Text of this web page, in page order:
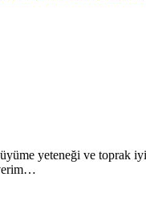
yeteneği ve toprak